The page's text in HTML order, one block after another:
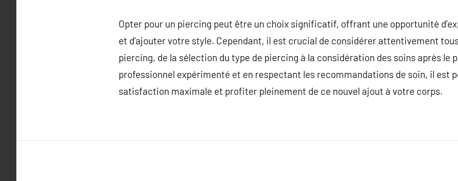
Opter pour un piercing peut être un choix significatif, offrant une opportunité
et d’ajouter votre style. Cependant, il est crucial de considérer attentivement
piercing, de la sélection du type de piercing à la considération des soins après le
professionnel expérimenté et en respectant les recommandations de soin, il est
satisfaction maximale et profiter pleinement de ce nouvel ajout à votre corps.